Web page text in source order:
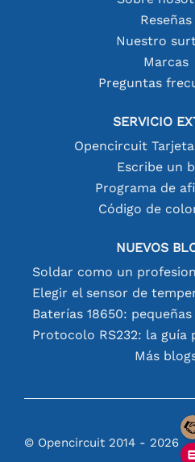
Reseñas
Nuestro
Marcas
Preguntas
SERVICIO
Opencircuit
Escribe un
Programa de
Código de
NUEVOS
Más
© Opencircuit 2014 - 2026